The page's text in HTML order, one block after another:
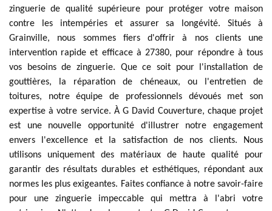
zinguerie de qualité supérieure pour protéger votre maison
contre les intempéries et assurer sa longévité. Situés à
Grainville, nous sommes fiers d'offrir à nos clients une
intervention rapide et efficace à 27380, pour répondre à tous
vos besoins de zinguerie. Que ce soit pour l'installation de
gouttières, la réparation de chéneaux, ou l'entretien de
toitures, notre équipe de professionnels dévoués met son
expertise à votre service. À G David Couverture, chaque projet
est une nouvelle opportunité d'illustrer notre engagement
envers l'excellence et la satisfaction de nos clients. Nous
utilisons uniquement des matériaux de haute qualité pour
garantir des résultats durables et esthétiques, répondant aux
normes les plus exigeantes. Faites confiance à notre savoir-faire
pour une zinguerie impeccable qui mettra à l'abri votre